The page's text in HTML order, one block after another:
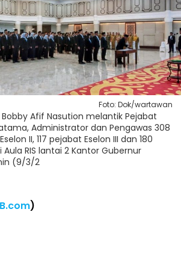
Foto: Dok/wartawan
Bobby Afif Nasution melantik Pejabat
Administrator dan Pengawas 308
II, 117 pejabat Eselon III dan 180
Aula RIS lantai 2 Kantor Gubernur
(9/3/2
)